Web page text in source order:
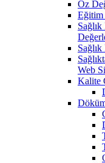
Öz
Eğitim
Web
Kalite